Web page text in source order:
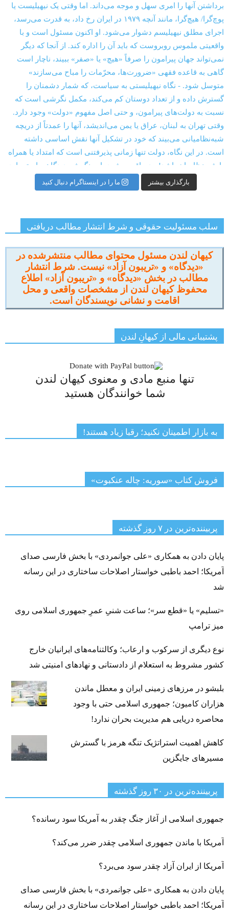
بارگذاری بیشتر ما را در اینستاگرام دنبال کنید
سلب مسئولیت حقوقی و شرط انتشار مطالب دریافتی
کیهان لندن مسئول محتوای مطالب منتشرشده در
«دیدگاه» و «تریبون آزاد» نیست. شرط انتشار
مطالب در بخش «دیدگاه» و «تریبون آزاد» اطلاع
محفوظ کیهان لندن از مشخصات واقعی و محل
اقامت و نشانی نویسندگان است.
پشتیبانی مالی از کیهانِ لندن
تنها منبع مادی و معنوی کیهان لندن
شما خوانندگان هستید
به بازار اطمینان نکنید؛ رقبا زیاد هستند!
فروش کتاب «سوریه: چاله عنکبوت»
پربیننده‌ترین‌ در ۷ روز گذشته
پایان دادن به همکاری «علی جوانمردی» با بخش فارسی صدای
آمریکا؛ احمد باطبی خواستار اصلاحات ساختاری در این رسانه
شد
«تسلیم» یا «قطع سر»؛ ساعت شنیِ عمرِ جمهوری اسلامی روی
میز ترامپ
نوع دیگری از سرکوب و ارعاب؛ وکالتنامه‌های ایرانیان خارج
کشور مشروط به استعلام از دادستانی و نهادهای امنیتی شد
بلبشو در مرزهای زمینی ایران و معطل ماندن
هزاران کامیون؛ جمهوری اسلامی حتی با وجود
محاصره دریایی هم مدیریت بحران ندارد!
کاهش اهمیت استراتژیک تنگه‌ هرمز با گسترش
مسیرهای جایگزین
پربیننده‌ترین‌ در ۳۰ روز گذشته
جمهوری اسلامی از آغاز جنگ چقدر به آمریکا سود رسانده؟
آمریکا با ماندن جمهوری اسلامی چقدر ضرر می‌کند؟
آمریکا از ایران آزاد چقدر سود می‌برد؟
پایان دادن به همکاری «علی جوانمردی» با بخش فارسی صدای
آمریکا؛ احمد باطبی خواستار اصلاحات ساختاری در این رسانه